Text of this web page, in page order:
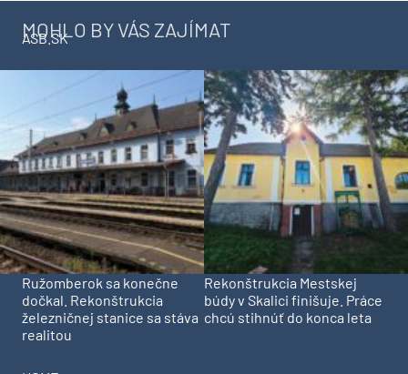
MOHLO BY VÁS ZAJÍMAT
ASB.SK
Ružomberok sa konečne
dočkal. Rekonštrukcia
železničnej stanice sa stáva
realitou
Rekonštrukcia Mestskej
búdy v Skalici finišuje. Práce
chcú stihnúť do konca leta